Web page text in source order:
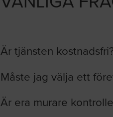
Är tjänsten
Måste jag välja ett
Är era murare